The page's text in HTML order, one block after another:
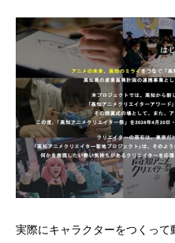
実際にキャラクターをつくっ